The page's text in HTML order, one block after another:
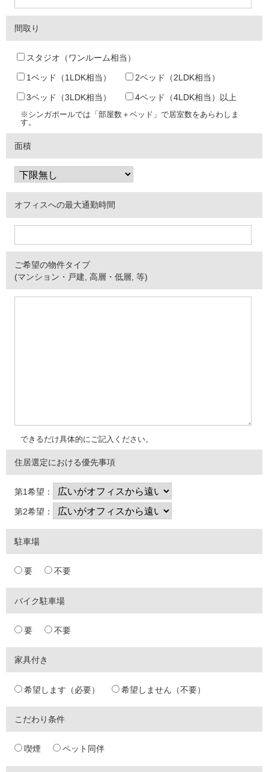
間取り
スタジオ（ワンルーム相当）
1ベッド（1LDK相当） 2ベッド（2LDK相当）
3ベッド（3LDK相当） 4ベッド（4LDK相当）以上
※シンガポールでは「部屋数＋ベッド」で居室数をあらわしま
す。
面積
オフィスへの最大通勤時間
ご希望の物件タイプ
(マンション・戸建, 高層・低層, 等)
できるだけ具体的にご記入ください。
住居選定における優先事項
第1希望：
第2希望：
駐車場
要 不要
バイク駐車場
要 不要
家具付き
希望します（必要） 希望しません（不要）
こだわり条件
喫煙 ペット同伴